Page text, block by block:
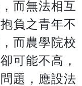
而無法相互
負之青年不
而農學院校
可能不高，
題，應設法